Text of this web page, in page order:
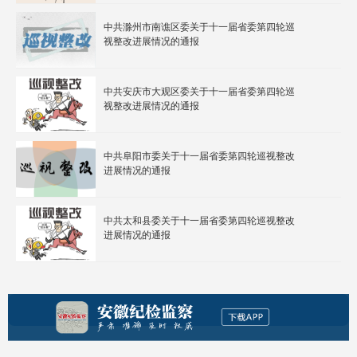
中共滁州市南谯区委关于十一届省委第四轮巡
视整改进展情况的通报
中共安庆市大观区委关于十一届省委第四轮巡
视整改进展情况的通报
中共阜阳市委关于十一届省委第四轮巡视整改
进展情况的通报
中共太和县委关于十一届省委第四轮巡视整改
进展情况的通报